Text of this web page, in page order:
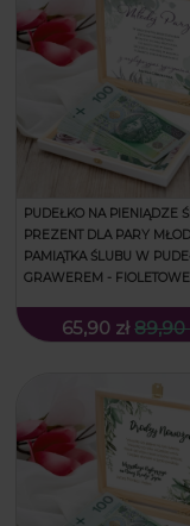
PUDEŁKO NA PIENIĄDZE
PREZENT DLA PARY
PAMIĄTKA ŚLUBU W
GRAWEREM -
65,90 zł 89,90